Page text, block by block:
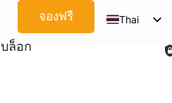
จองฟรี
Thai
บล็อก